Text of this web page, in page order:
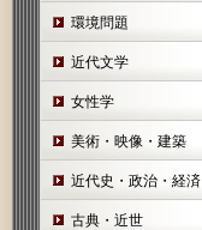
環境問題
近代文学
女性学
美術・映像・建築
近代史・政治・経済
古典・近世